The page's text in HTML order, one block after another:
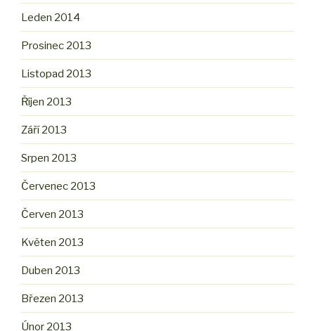
Leden 2014
Prosinec 2013
Listopad 2013
Říjen 2013
Září 2013
Srpen 2013
Červenec 2013
Červen 2013
Květen 2013
Duben 2013
Březen 2013
Únor 2013